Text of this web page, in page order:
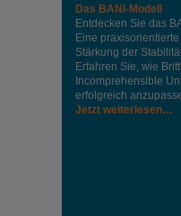
Das BANI-Modell
Entdecken Sie das
Eine
Stärkung der
Erfahren Sie, wie
Incomprehensible
erfolgreich
Jetzt weiterlesen…